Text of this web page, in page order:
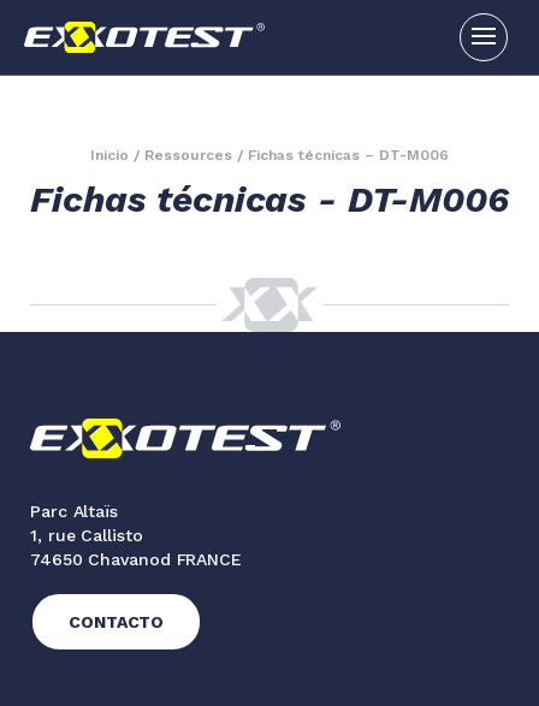
Inicio / Ressources / Fichas técnicas – DT-M006
Fichas técnicas - DT-M006
Parc Altaïs
1, rue Callisto
74650 Chavanod FRANCE
CONTACTO